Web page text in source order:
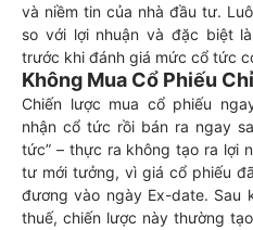
và niềm tin của nhà đầu tư.
so với lợi nhuận và đặc biệt
trước khi đánh giá mức cổ tức
Không Mua Cổ Phiếu
Chiến lược mua cổ phiếu
nhận cổ tức rồi bán ra ngay
tức” – thực ra không tạo ra lợi
tư mới tưởng, vì giá cổ phiếu
đương vào ngày Ex-date. Sau
thuế, chiến lược này thường